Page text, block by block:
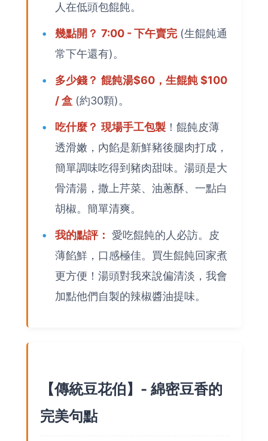
人在低頭包餛飩。
幾點開？ 7:00 - 下午賣完(生餛飩通
常下午還有)。
多少錢？ 餛飩湯$60，生餛飩 $100
/ 盒 (約30顆)。
吃什麼？ 現場手工包製 ！餛飩皮薄
透滑嫩，內餡是新鮮豬後腿肉打成，
簡單調味吃得到豬肉甜味。湯頭是大
骨清湯，撒上芹菜、油蔥酥、一點白
胡椒。簡單清爽。
我的點評： 愛吃餛飩的人必訪。皮
薄餡鮮，口感極佳。買生餛飩回家煮
更方便！湯頭對我來說偏清淡，我會
加點他們自製的辣椒醬油提味。
【傳統豆花伯】- 綿密豆香的
完美句點